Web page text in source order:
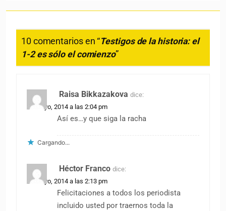
10 comentarios en “Testigos de la historia: el
1-2 es sólo el comienzo”
Raisa Bikkazakova dice:
31 mayo, 2014 a las 2:04 pm
Así es…y que siga la racha
Cargando...
Héctor Franco dice:
31 mayo, 2014 a las 2:13 pm
Felicitaciones a todos los periodista
incluido usted por traernos toda la